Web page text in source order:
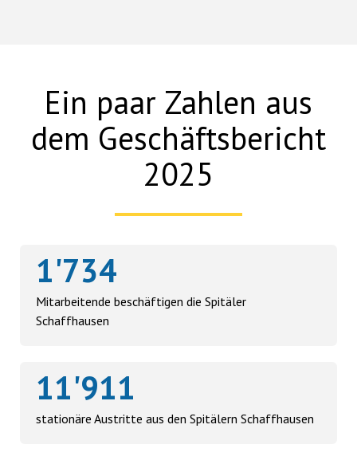
Ein paar Zahlen aus
dem Geschäftsbericht
2025
1'734
Mitarbeitende beschäftigen die Spitäler
Schaffhausen
11'911
stationäre Austritte aus den Spitälern Schaffhausen